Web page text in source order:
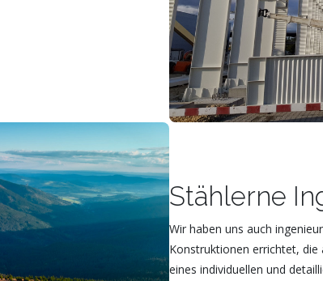
Stählerne
Wir haben uns auch
Konstruktionen errichtet,
eines individuellen und